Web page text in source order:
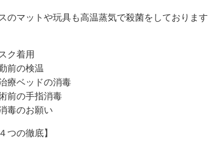
のマットや玩具も高温蒸気で殺菌をしております
ク着用
前の検温
療ベッドの消毒
前の手指消毒
毒のお願い
つの徹底】